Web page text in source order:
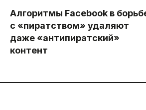
Алгоритмы Facebook в
с «пиратством» удаляют
даже «антипиратский»
контент